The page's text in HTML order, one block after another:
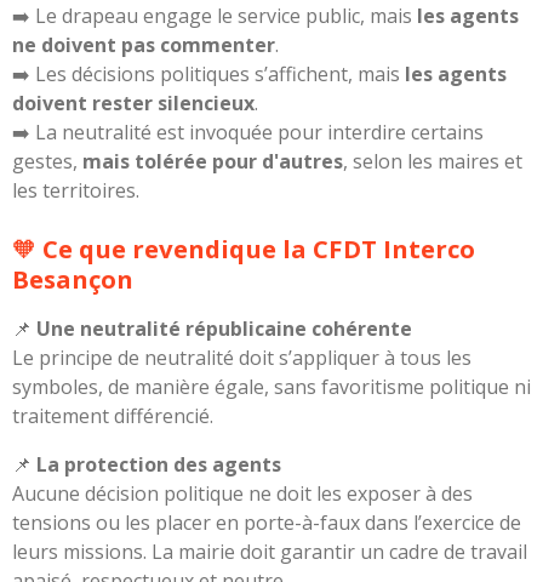
➡️ Le drapeau engage le service public, mais les agents
ne doivent pas commenter.
➡️ Les décisions politiques s’affichent, mais les agents
doivent rester silencieux.
➡️ La neutralité est invoquée pour interdire certains
gestes, mais tolérée pour d'autres, selon les maires et
les territoires.
🧡 Ce que revendique la CFDT Interco
Besançon
📌 Une neutralité républicaine cohérente
Le principe de neutralité doit s’appliquer à tous les
symboles, de manière égale, sans favoritisme politique ni
traitement différencié.
📌 La protection des agents
Aucune décision politique ne doit les exposer à des
tensions ou les placer en porte-à-faux dans l’exercice de
leurs missions. La mairie doit garantir un cadre de travail